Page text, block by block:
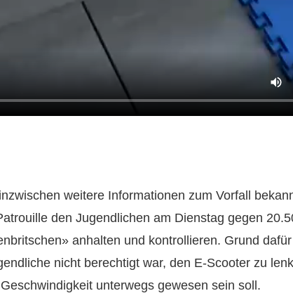
weitere Informationen zum Vorfall
den Jugendlichen am Dienstag gegen
anhalten und kontrollieren. Grund
nicht berechtigt war, den E-Scooter zu
unterwegs gewesen sein soll.